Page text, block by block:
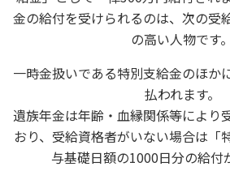
金の給付を受けられるのは、次の受
の高い人物です。
一時金扱いである特別支給金のほか
払われます。
遺族年金は年齢・血縁関係等により
おり、受給資格者がいない場合は「
与基礎日額の1000日分の給付